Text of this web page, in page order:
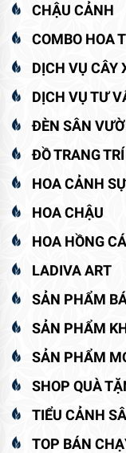
CHẬU CẢNH
COMBO HOA
DỊCH VỤ CÂY
DỊCH VỤ TƯ
ĐÈN SÂN
ĐỒ TRANG TRÍ
HOA CẢNH
HOA CHẬU
HOA HỒNG
LADIVA ART
SẢN PHẨM
SẢN PHẨM
SẢN PHẨM
SHOP QUÀ
TIỂU CẢNH
TOP BÁN